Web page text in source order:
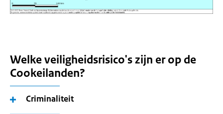
Welke veiligheidsrisico's zijn er op de
Cookeilanden?
Criminaliteit